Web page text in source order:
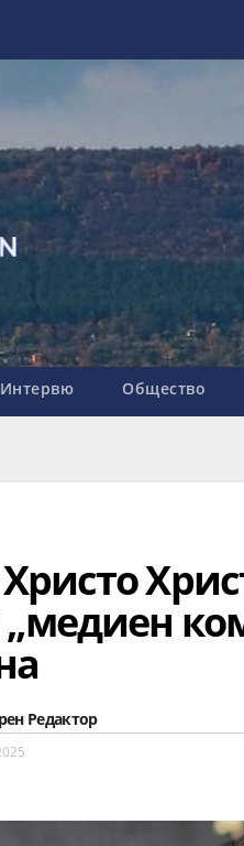
Интервю Общество
Редактор